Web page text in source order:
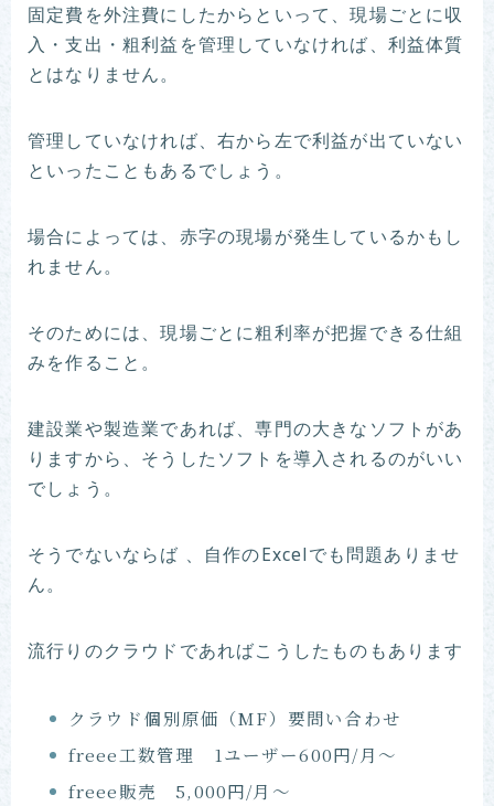
固定費を外注費にしたからといって、現場ごとに収
入・支出・粗利益を管理していなければ、利益体質
とはなりません。
管理していなければ、右から左で利益が出ていない
といったこともあるでしょう。
場合によっては、赤字の現場が発生しているかもし
れません。
そのためには、現場ごとに粗利率が把握できる仕組
みを作ること。
建設業や製造業であれば、専門の大きなソフトがあ
りますから、そうしたソフトを導入されるのがいい
でしょう。
そうでないならば 、自作のExcelでも問題ありませ
ん。
流行りのクラウドであればこうしたものもあります
クラウド個別原価（MF）要問い合わせ
freee工数管理 1ユーザー600円/月〜
freee販売 5,000円/月〜